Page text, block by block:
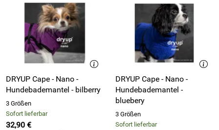
DRYUP Cape - Nano -
Hundebademantel - bilberry
3 Größen
Sofort lieferbar
32,90 €
DRYUP Cape - Nano -
Hundebademantel -
bluebery
3 Größen
Sofort lieferbar